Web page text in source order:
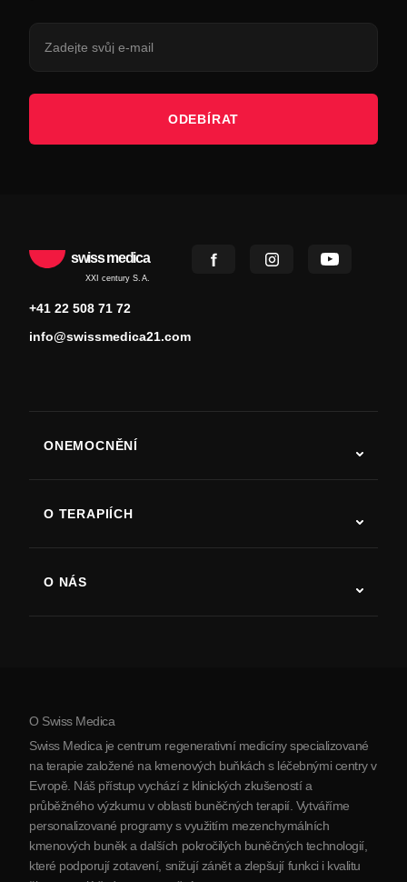
ODEBÍRAT
swiss medica
XXI century S.A.
+41 22 508 71 72
info@swissmedica21.com
ONEMOCNĚNÍ
Parkinsonova choroba
Artritida
O TERAPIÍCH
O NÁS
O Srbsku
Partnerství
Kontaktujte nás
O Swiss Medica
Swiss Medica je centrum regenerativní medicíny specializované
na terapie založené na kmenových buňkách s léčebnými centry v
Evropě. Náš přístup vychází z klinických zkušeností a
průběžného výzkumu v oblasti buněčných terapií. Vytváříme
personalizované programy s využitím mezenchymálních
kmenových buněk a dalších pokročilých buněčných technologií,
které podporují zotavení, snižují zánět a zlepšují funkci i kvalitu